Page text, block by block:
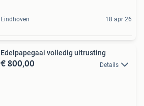
Eindhoven 18 apr 26
Edelpapegaai volledig uitrusting
€ 800,00 Details